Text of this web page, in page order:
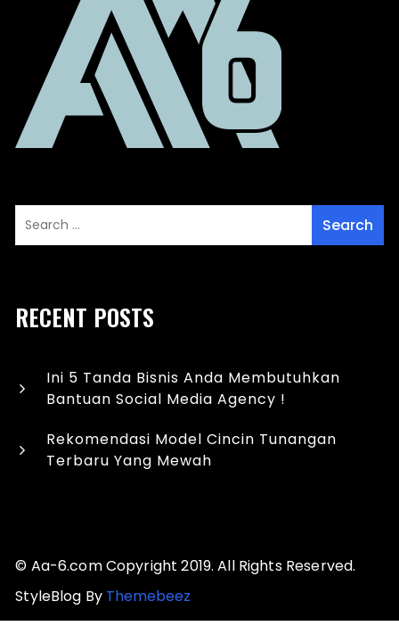
RECENT POSTS
Ini 5 Tanda Bisnis Anda Membutuhkan
Bantuan Social Media Agency !
Rekomendasi Model Cincin Tunangan
Terbaru Yang Mewah
© Aa-6.com Copyright 2019. All Rights Reserved.
StyleBlog By Themebeez